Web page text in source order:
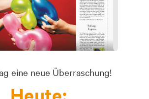
eine neue Überraschung!